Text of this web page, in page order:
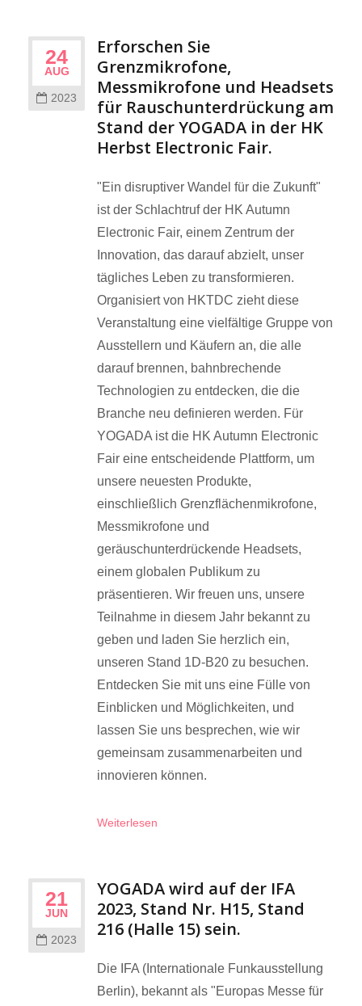
24
AUG
2023
Erforschen Sie
Grenzmikrofone,
Messmikrofone und Headsets
für Rauschunterdrückung am
Stand der YOGADA in der HK
Herbst Electronic Fair.
"Ein disruptiver Wandel für die Zukunft"
ist der Schlachtruf der HK Autumn
Electronic Fair, einem Zentrum der
Innovation, das darauf abzielt, unser
tägliches Leben zu transformieren.
Organisiert von HKTDC zieht diese
Veranstaltung eine vielfältige Gruppe von
Ausstellern und Käufern an, die alle
darauf brennen, bahnbrechende
Technologien zu entdecken, die die
Branche neu definieren werden. Für
YOGADA ist die HK Autumn Electronic
Fair eine entscheidende Plattform, um
unsere neuesten Produkte,
einschließlich Grenzflächenmikrofone,
Messmikrofone und
geräuschunterdrückende Headsets,
einem globalen Publikum zu
präsentieren. Wir freuen uns, unsere
Teilnahme in diesem Jahr bekannt zu
geben und laden Sie herzlich ein,
unseren Stand 1D-B20 zu besuchen.
Entdecken Sie mit uns eine Fülle von
Einblicken und Möglichkeiten, und
lassen Sie uns besprechen, wie wir
gemeinsam zusammenarbeiten und
innovieren können.
Weiterlesen
21
JUN
2023
YOGADA wird auf der IFA
2023, Stand Nr. H15, Stand
216 (Halle 15) sein.
Die IFA (Internationale Funkausstellung
Berlin), bekannt als "Europas Messe für